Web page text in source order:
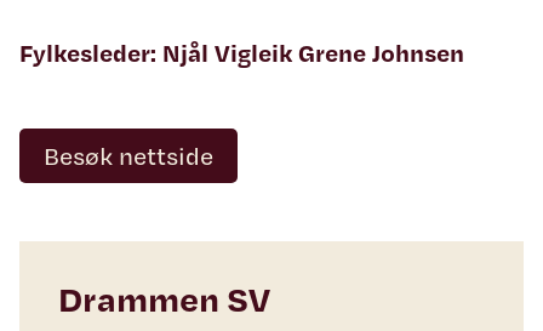
Fylkesleder: Njål Vigleik Grene Johnsen
Besøk nettside
Drammen SV